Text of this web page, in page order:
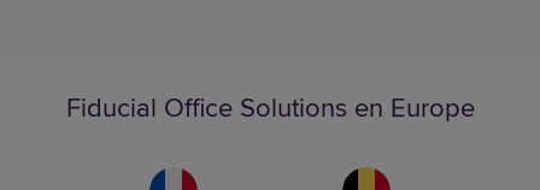
Fiducial Office Solutions en Europe